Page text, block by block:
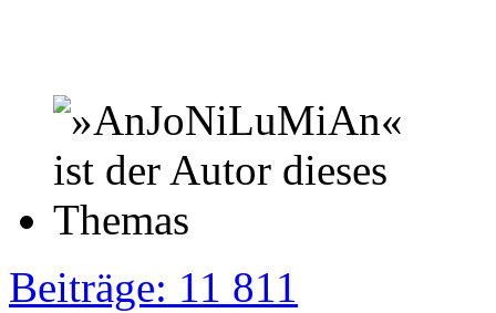
Beiträge: 11 811